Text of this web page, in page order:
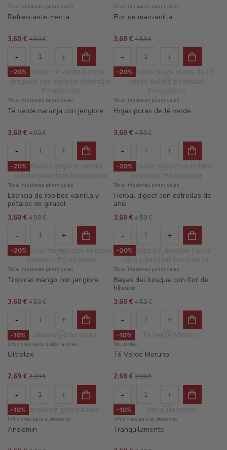
Tés e infusiones piramidales
Refrescante menta
3,60 € 4,50 €
Tés e infusiones piramidales
Flor de manzanilla
3,60 € 4,50 €
-20%
Tés e infusiones piramidales
Té verde naranja con jengibre
3,60 € 4,50 €
-20%
Tés e infusiones piramidales
Hojas puras de té verde
3,60 € 4,50 €
-20%
Tés e infusiones piramidales
Esencia de rooibos vainilla y
pétalos de girasol
3,60 € 4,50 €
-20%
Tés e infusiones piramidales
Herbal digest con estrellas de
anís
3,60 € 4,50 €
-20%
Tés e infusiones piramidales
Tropical mango con jengibre
3,60 € 4,50 €
-20%
Tés e infusiones piramidales
Bayas del bosque con flor de
hibisco
3,60 € 4,50 €
-10%
Infusiones para cuidar la línea
Ultralax
2,69 € 2,99 €
-10%
Tés verdes
Té Verde Moruno
2,69 € 2,99 €
-10%
Infusiones para el descanso
Ansiemin
-10%
Infusiones para el descanso
Tranquilamente